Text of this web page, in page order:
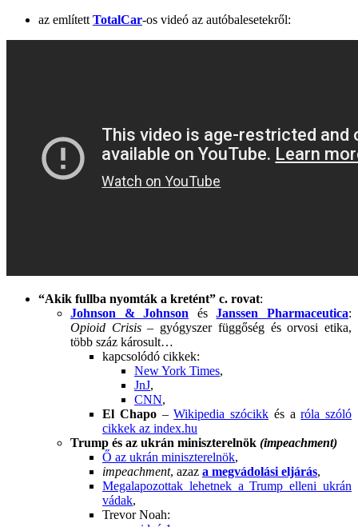
az említett TotalCar-os videó az autóbalesetekről:
“Akik fullba nyomták a kretént” c. rovat:
Johnson & Johnson ésJanssen Pharmaceutica:
Opioid Crisis– gyógyszer függőség és orvosi etika,
több száz károsult…
kapcsolódó cikkek:
New York Times,
JnJ,
CNN,
El Chapo–Wikipedia szócikk és aróla szóló
cikkek az index.hu
Trump és az ukrán miniszterelnök (impeachment)
Ő az ukrán miniszterelnök,
impeachment, azaz a megvádolási eljárás,
Megalapozottak lehetnek a Trump elleni ukrán
vádak,
Trevor Noah: